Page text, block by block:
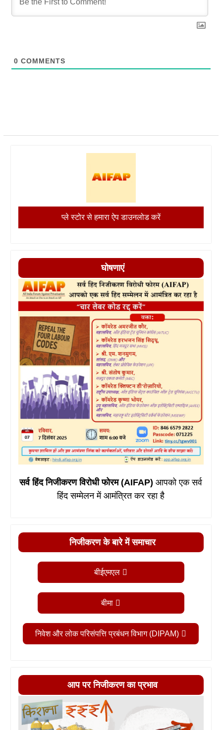
0 COMMENTS
प्ले स्टोर से हमारा ऐप डाउनलोड करें
घोषणाएं
सर्व हिंद निजीकरण विरोधी फोरम (AIFAP)आपको एक सर्व
हिंद सम्मेलन में आमंत्रित कर रहा है
निजीकरण के बारे में समाचार
बीईएमएल
बीमा
निवेश और लोक परिसंपत्ति प्रबंधन विभाग (DIPAM)
आप पर निजीकरण का प्रभाव